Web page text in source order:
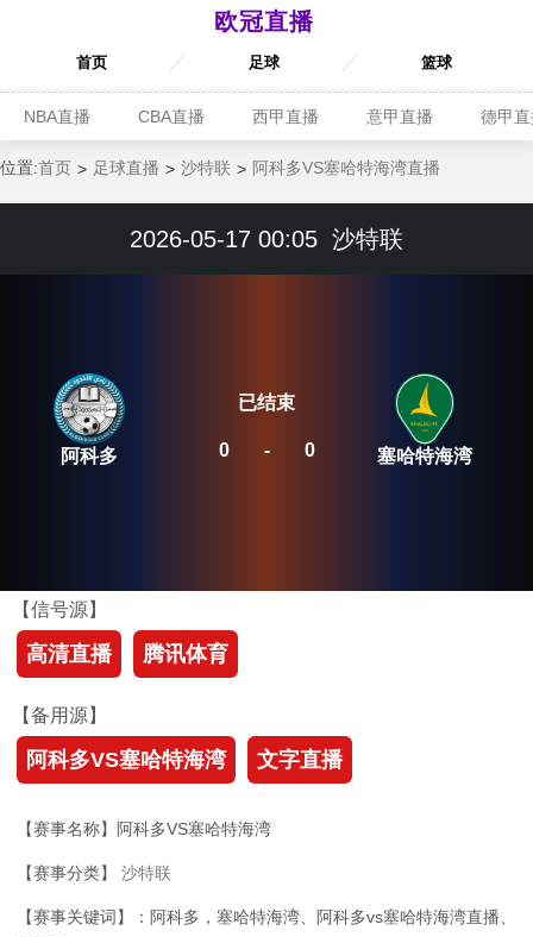
欧冠直播
首页 足球 篮球
NBA直播 CBA直播 西甲直播 意甲直播 德甲
位置:首页 足球直播 沙特联 阿科多VS塞哈特海湾直播
2026-05-17 00:05 沙特联
阿科多 0 - 0
已结束
塞哈特海湾
【信号源】
高清直播 腾讯体育
【备用源】
阿科多VS塞哈特海湾 文字直播
【赛事名称】阿科多VS塞哈特海湾
【赛事分类】 沙特联
【赛事关键词】：阿科多，塞哈特海湾、阿科多vs塞哈特海湾直播、